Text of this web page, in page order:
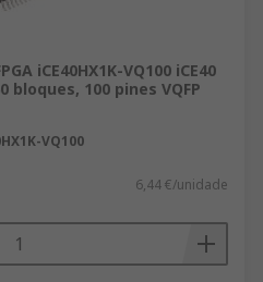
iCE40HX1K-VQ100 iCE40
bloques, 100 pines VQFP
VQ100
6,44 €/unidade